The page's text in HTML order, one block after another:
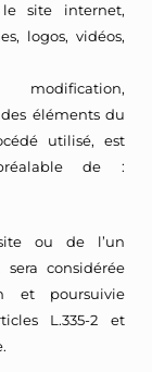
site internet,
logos, vidéos,
modification,
éléments du
utilisé, est
de :
ou de l’un
considérée
et poursuivie
L.335-2 et